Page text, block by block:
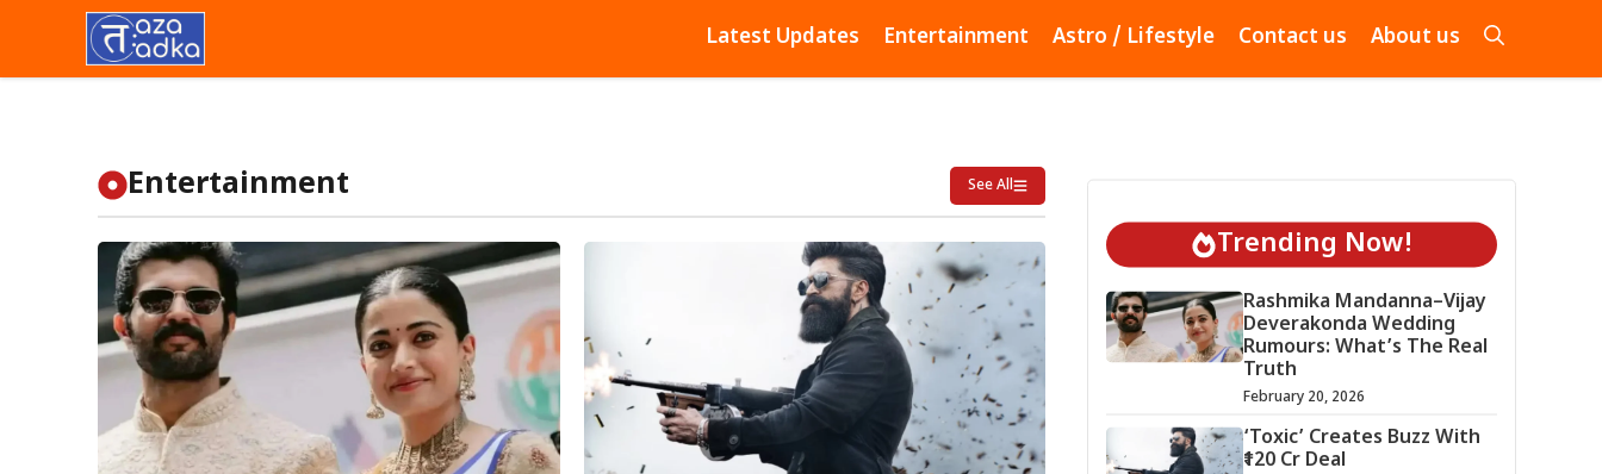
content
Latest Updates Entertainment Astro / Lifestyle Contact us About us
Entertainment See All
Trending Now!
Rashmika Mandanna–Vijay
Deverakonda Wedding
Rumours: What’s The Real
Truth
February 20, 2026
‘Toxic’ Creates Buzz With
₹120 Cr Deal